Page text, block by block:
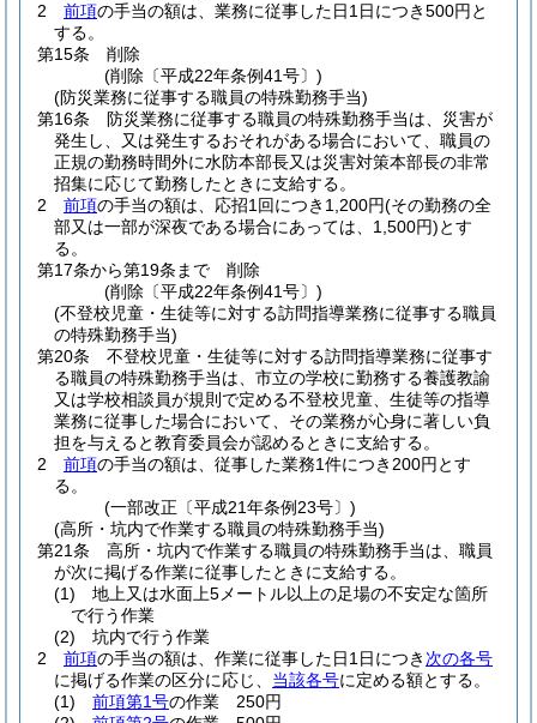
2
前項の手当の額は、業務に従事した日1日につき500円と
する。
第15条
削除
(削除〔平成22年条例41号〕)
(防災業務に従事する職員の特殊勤務手当)
第16条
防災業務に従事する職員の特殊勤務手当は、災害が
発生し、又は発生するおそれがある場合において、職員の
正規の勤務時間外に水防本部長又は災害対策本部長の非常
招集に応じて勤務したときに支給する。
2
前項の手当の額は、応招1回につき1,200円(その勤務の全
部又は一部が深夜である場合にあっては、1,500円)とす
る。
第17条から第19条まで
削除
(削除〔平成22年条例41号〕)
(不登校児童・生徒等に対する訪問指導業務に従事する職員
の特殊勤務手当)
第20条
不登校児童・生徒等に対する訪問指導業務に従事す
る職員の特殊勤務手当は、市立の学校に勤務する養護教諭
又は学校相談員が規則で定める不登校児童、生徒等の指導
業務に従事した場合において、その業務が心身に著しい負
担を与えると教育委員会が認めるときに支給する。
2
前項の手当の額は、従事した業務1件につき200円とす
る。
(一部改正〔平成21年条例23号〕)
(高所・坑内で作業する職員の特殊勤務手当)
第21条
高所・坑内で作業する職員の特殊勤務手当は、職員
が次に掲げる作業に従事したときに支給する。
(1)
地上又は水面上5メートル以上の足場の不安定な箇所
で行う作業
(2)
坑内で行う作業
2
前項の手当の額は、作業に従事した日1日につき 次の各号
に掲げる作業の区分に応じ、 当該各号に定める額とする。
(1)
前項第1号の作業 250円